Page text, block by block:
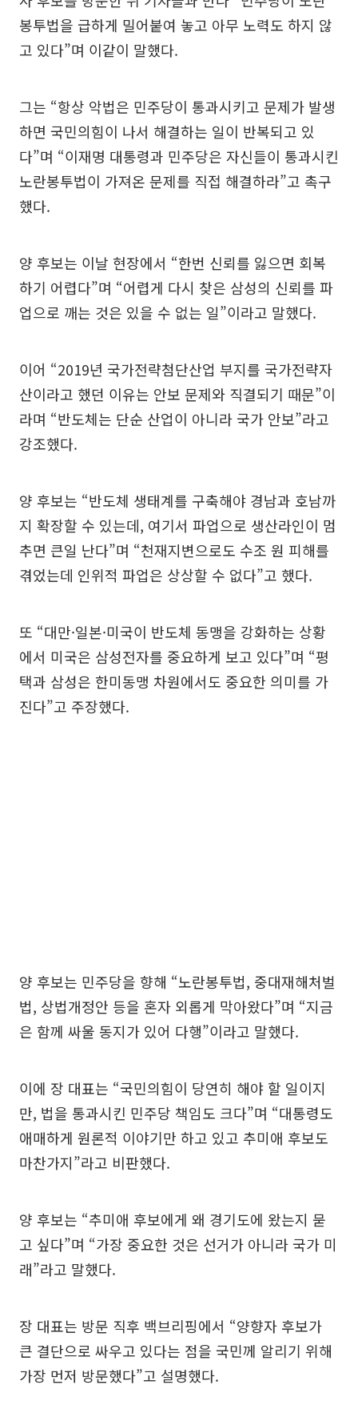
봉투법을 급하게 밀어붙여 놓고 아무 노력도 하지 않
고 있다”며 이같이 말했다.
그는 “항상 악법은 민주당이 통과시키고 문제가 발생
하면 국민의힘이 나서 해결하는 일이 반복되고 있
다”며 “이재명 대통령과 민주당은 자신들이 통과시킨
노란봉투법이 가져온 문제를 직접 해결하라”고 촉구
했다.
양 후보는 이날 현장에서 “한번 신뢰를 잃으면 회복
하기 어렵다”며 “어렵게 다시 찾은 삼성의 신뢰를 파
업으로 깨는 것은 있을 수 없는 일”이라고 말했다.
이어 “2019년 국가전략첨단산업 부지를 국가전략자
산이라고 했던 이유는 안보 문제와 직결되기 때문”이
라며 “반도체는 단순 산업이 아니라 국가 안보”라고
강조했다.
양 후보는 “반도체 생태계를 구축해야 경남과 호남까
지 확장할 수 있는데, 여기서 파업으로 생산라인이 멈
추면 큰일 난다”며 “천재지변으로도 수조 원 피해를
겪었는데 인위적 파업은 상상할 수 없다”고 했다.
또 “대만·일본·미국이 반도체 동맹을 강화하는 상황
에서 미국은 삼성전자를 중요하게 보고 있다”며 “평
택과 삼성은 한미동맹 차원에서도 중요한 의미를 가
진다”고 주장했다.
양 후보는 민주당을 향해 “노란봉투법, 중대재해처벌
법, 상법개정안 등을 혼자 외롭게 막아왔다”며 “지금
은 함께 싸울 동지가 있어 다행”이라고 말했다.
이에 장 대표는 “국민의힘이 당연히 해야 할 일이지
만, 법을 통과시킨 민주당 책임도 크다”며 “대통령도
애매하게 원론적 이야기만 하고 있고 추미애 후보도
마찬가지”라고 비판했다.
양 후보는 “추미애 후보에게 왜 경기도에 왔는지 묻
고 싶다”며 “가장 중요한 것은 선거가 아니라 국가 미
래”라고 말했다.
장 대표는 방문 직후 백브리핑에서 “양향자 후보가
큰 결단으로 싸우고 있다는 점을 국민께 알리기 위해
가장 먼저 방문했다”고 설명했다.